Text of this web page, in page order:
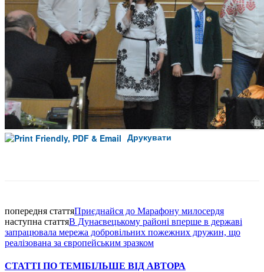
Друкувати
попередня статтяПриєднайся до Марафону милосердя
наступна статтяВ Дунаєвецькому районі вперше в державі
запрацювала мережа добровільних пожежних дружин, що
реалізована за європейським зразком
СТАТТІ ПО ТЕМІБІЛЬШЕ ВІД АВТОРА